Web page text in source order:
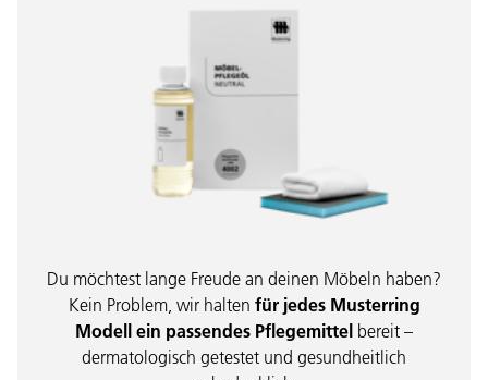
Du möchtest lange Freude an deinen Möbeln haben?
Kein Problem, wir halten für jedes Musterring
Modell ein passendes Pflegemittel bereit –
dermatologisch getestet und gesundheitlich